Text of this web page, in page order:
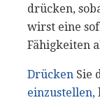
drücken,
wirst eine
Fähigkeiten
Drücken Sie
einzustellen,